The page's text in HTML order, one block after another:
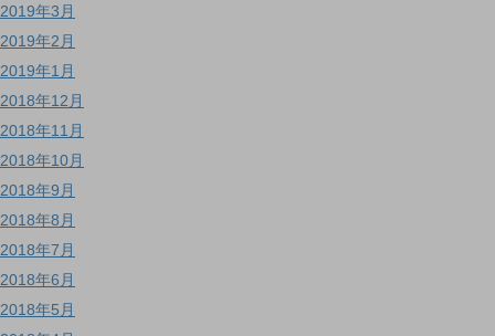
2019年3月
2019年2月
2019年1月
2018年12月
2018年11月
2018年10月
2018年9月
2018年8月
2018年7月
2018年6月
2018年5月